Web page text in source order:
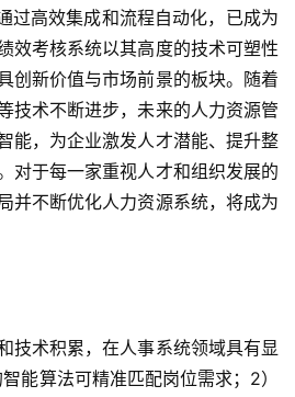
过高效集成和流程自动化，已成为
效考核系统以其高度的技术可塑性
创新价值与市场前景的板块。随着
技术不断进步，未来的人力资源管
能，为企业激发人才潜能、提升整
对于每一家重视人才和组织发展的
并不断优化人力资源系统，将成为
技术积累，在人事系统领域具有显
能算法可精准匹配岗位需求；2）